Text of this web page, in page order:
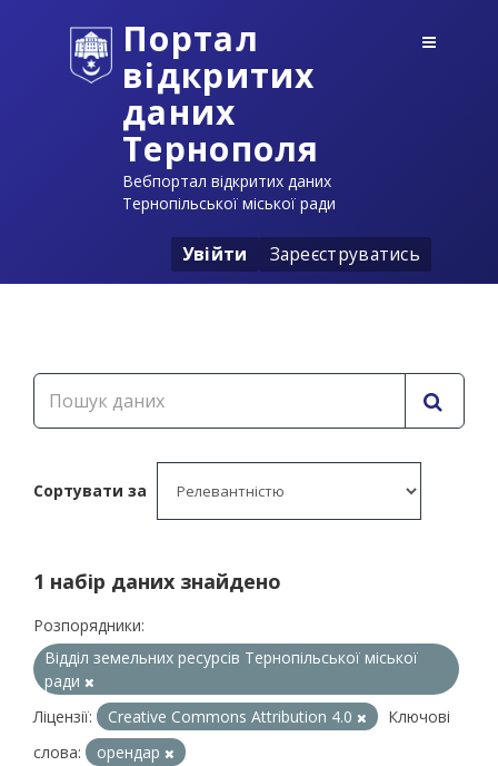
Портал
відкритих
даних
Тернополя
Вебпортал відкритих даних
Тернопільської міської ради
Увійти Зареєструватись
Сортувати за
1 набір даних знайдено
Розпорядники:
Відділ земельних ресурсів Тернопільської міської
ради
Ліцензії:
Creative Commons Attribution 4.0
Ключові
слова:
орендар